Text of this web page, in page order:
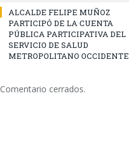
ALCALDE FELIPE MUÑOZ
PARTICIPÓ DE LA CUENTA
PÚBLICA PARTICIPATIVA DEL
SERVICIO DE SALUD
METROPOLITANO OCCIDENTE
Comentario cerrados.